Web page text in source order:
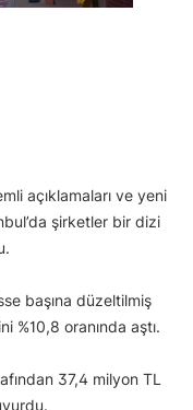
açıklamaları ve yeni
şirketler bir dizi
başına düzeltilmiş
%10,8 oranında aştı.
37,4 milyon TL